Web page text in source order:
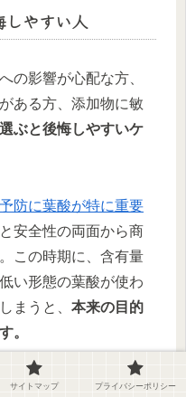
しやすい人
の影響が心配な方、
ある方、添加物に敏
ぶと後悔しやすいケ
防に葉酸が特に重要
安全性の両面から商
この時期に、含有量
い形態の葉酸が使わ
まうと、 本来の目的
。
でしまい、体調の変
サイトマップ プライバシーポリシー